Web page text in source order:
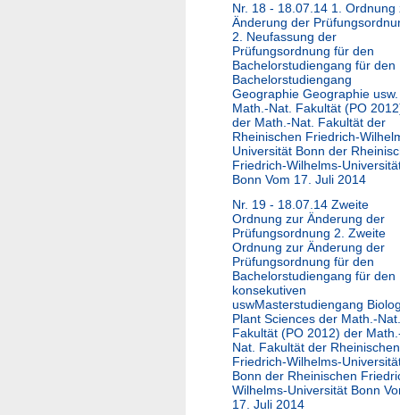
Nr. 18 - 18.07.14 1. Ordnung
Änderung der
2. Neufassung der
Prüfungsordnung für den
Bachelorstudiengang für den
Bachelorstudiengang
Geographie Geographie
Math.-Nat. Fakultät (PO
der Math.-Nat. Fakultät der
Rheinischen Friedrich-
Universität Bonn der
Friedrich-Wilhelms-
Bonn Vom 17. Juli 2014
Nr. 19 - 18.07.14 Zweite
Ordnung zur Änderung der
Prüfungsordnung 2. Zweite
Ordnung zur Änderung der
Prüfungsordnung für den
Bachelorstudiengang für den
konsekutiven
uswMasterstudiengang
Plant Sciences der Math.-Nat.
Fakultät (PO 2012) der
Nat. Fakultät der Rheinischen
Friedrich-Wilhelms-
Bonn der Rheinischen
Wilhelms-Universität Bonn
17. Juli 2014